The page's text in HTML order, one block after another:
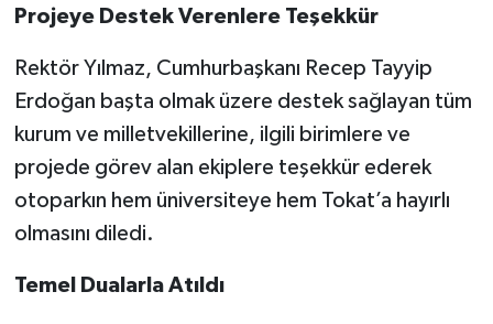
Projeye Destek Verenlere Teşekkür
Rektör Yılmaz, Cumhurbaşkanı Recep Tayyip
Erdoğan başta olmak üzere destek sağlayan tüm
kurum ve milletvekillerine, ilgili birimlere ve
projede görev alan ekiplere teşekkür ederek
otoparkın hem üniversiteye hem Tokat’a hayırlı
olmasını diledi.
Temel Dualarla Atıldı